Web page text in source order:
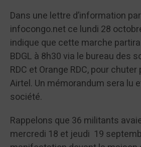
Dans une lettre d’information
infocongo.net ce lundi 28
indique que cette marche
BDGL à 8h30 via le bureau des
RDC et Orange RDC, pour
Airtel. Un mémorandum sera lu
société.
Rappelons que 36 militants
mercredi 18 et jeudi 19